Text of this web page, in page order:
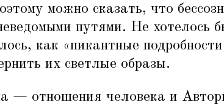
можно сказать, что
путями. Не хотелось
как «пикантные
их светлые образы.
— отношения человека и